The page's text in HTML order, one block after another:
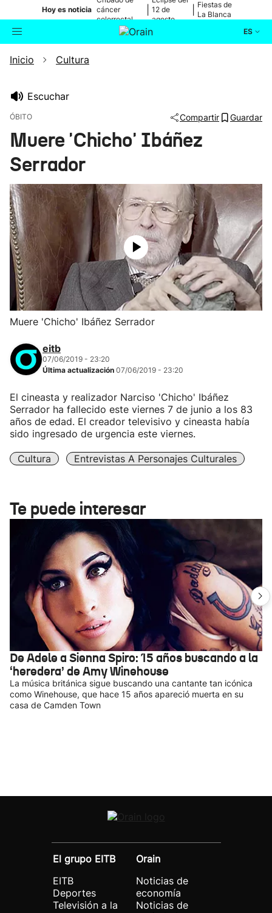
Hoy es noticia cáncer
colorrectal
12 de
agosto
Fiestas de
La Blanca
ES
Buscador
Eguraldia
Inicio Cultura
Escuchar
ÓBITO Compartir Guardar
Muere 'Chicho' Ibáñez
Serrador
Muere 'Chicho' Ibáñez Serrador
eitb
07/06/2019 - 23:20
Última actualización 07/06/2019 - 23:20
El cineasta y realizador Narciso 'Chicho' Ibáñez
Serrador ha fallecido este viernes 7 de junio a los 83
años de edad. El creador televisivo y cineasta había
sido ingresado de urgencia este viernes.
Cultura Entrevistas A Personajes Culturales
Te puede interesar
De Adele a Sienna Spiro: 15 años buscando a la
‘heredera’ de Amy Winehouse
La música británica sigue buscando una cantante tan icónica
como Winehouse, que hace 15 años apareció muerta en su
casa de Camden Town
El grupo EITB
EITB
Deportes
Televisión a la
Orain
Noticias de
economía
Noticias de